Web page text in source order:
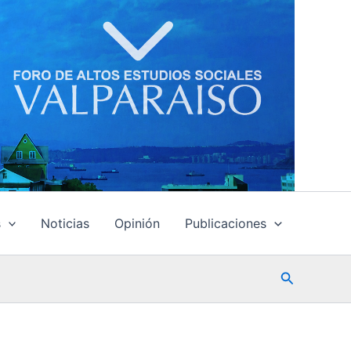
Noticias Opinión Publicaciones
Buscar